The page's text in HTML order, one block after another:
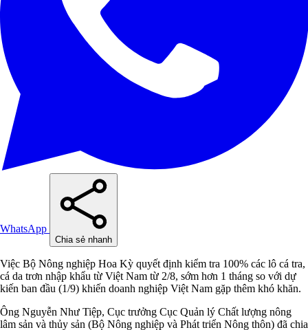
WhatsApp
Chia sẻ nhanh
Việc Bộ Nông nghiệp Hoa Kỳ quyết định kiểm tra 100% các lô cá tra,
cá da trơn nhập khẩu từ Việt Nam từ 2/8, sớm hơn 1 tháng so với dự
kiến ban đầu (1/9) khiến doanh nghiệp Việt Nam gặp thêm khó khăn.
Ông Nguyễn Như Tiệp, Cục trưởng Cục Quản lý Chất lượng nông
lâm sản và thủy sản (Bộ Nông nghiệp và Phát triển Nông thôn) đã chia